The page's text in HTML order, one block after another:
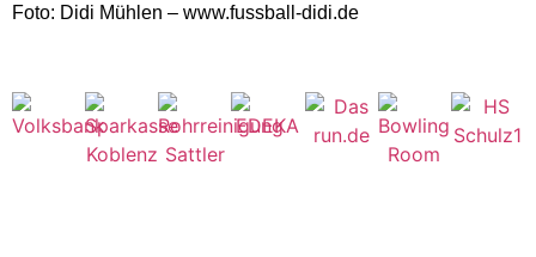
Foto: Didi Mühlen – www.fussball-didi.de